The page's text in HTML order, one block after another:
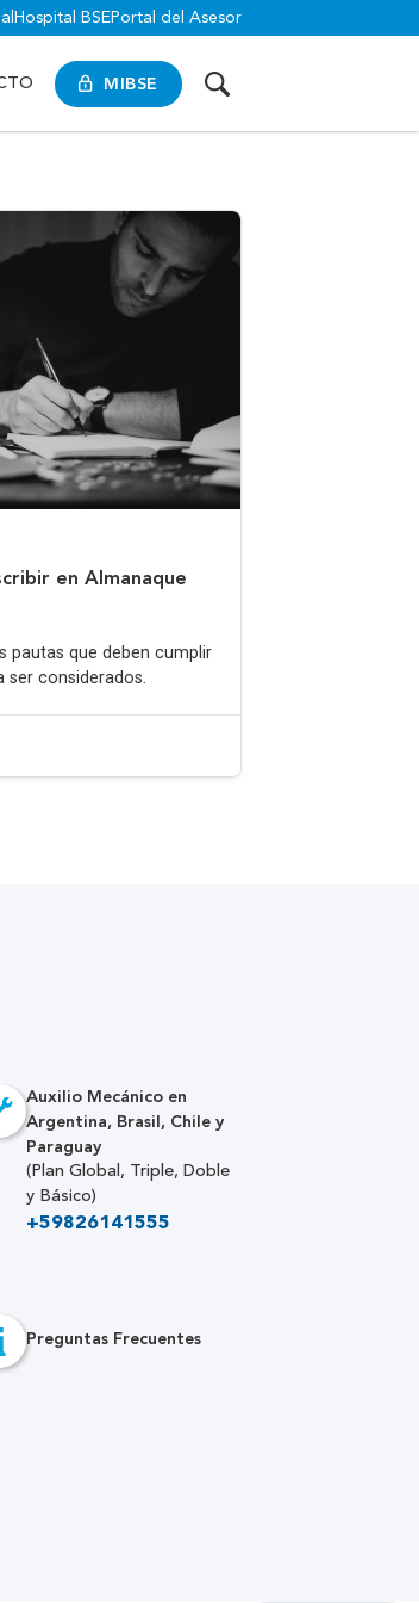
Hospital BSE Portal del Asesor
MIBSE
en Almanaque
pautas que deben cumplir
ser considerados.
Auxilio Mecánico en
Argentina, Brasil, Chile y
Paraguay
(Plan Global, Triple, Doble
y Básico)
+59826141555
Preguntas Frecuentes